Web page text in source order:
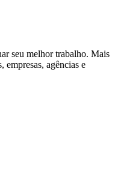
seu melhor trabalho. Mais
empresas, agências e